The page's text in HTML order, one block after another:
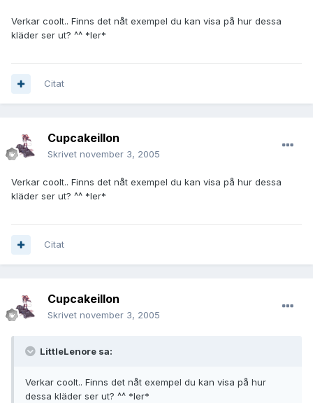
Verkar coolt.. Finns det nåt exempel du kan visa på hur dessa
kläder ser ut? ^^ *ler*
Citat
Cupcakeillon
Skrivet november 3, 2005
Verkar coolt.. Finns det nåt exempel du kan visa på hur dessa
kläder ser ut? ^^ *ler*
Citat
Cupcakeillon
Skrivet november 3, 2005
LittleLenore sa:
Verkar coolt.. Finns det nåt exempel du kan visa på hur
dessa kläder ser ut? ^^ *ler*